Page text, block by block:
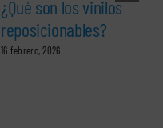
¿Qué son los vinilos
reposicionables?
16 febrero, 2026